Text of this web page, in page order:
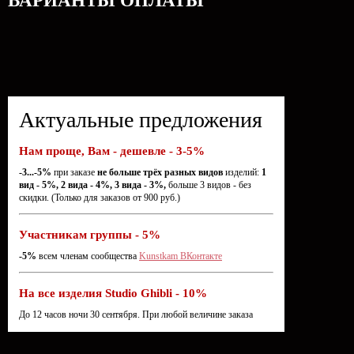
Актуальные предложения
Нам проще, Вам - дешевле - 3-5%
-3...-5% при заказе не больше трёх разных видов изделий: 1
вид - 5%, 2 вида - 4%, 3 вида - 3%, больше 3 видов - без
скидки. (Только для заказов от 900 руб.)
Участникам группы - 5%
-5% всем членам сообщества Kunstkam ВКонтакте
На все изделия Studio Ghibli - 10%
До 12 часов ночи 30 сентября. При любой величине заказа